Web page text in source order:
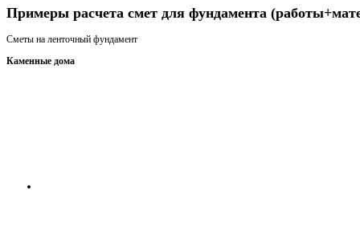
Примеры расчета смет для фундамента
Сметы на ленточный фундамент
Каменные дома